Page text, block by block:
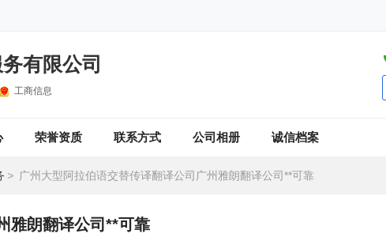
有限公司
工商信息
荣誉资质 联系方式 公司相册 诚信档案
> 广州大型阿拉伯语交替传译翻译公司广州雅朗翻译公司**可靠
雅朗翻译公司**可靠